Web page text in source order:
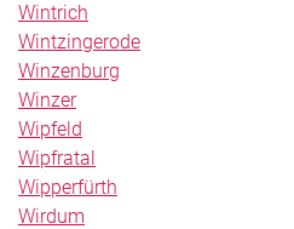
Wintrich
Wintzingerode
Winzenburg
Winzer
Wipfeld
Wipfratal
Wipperfürth
Wirdum